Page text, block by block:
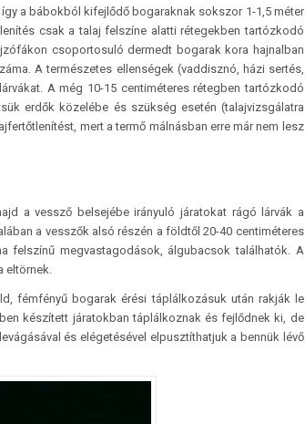
a bábokból kifejlődő bogaraknak sokszor 1-1,5 méter
csak a talaj felszíne alatti rétegekben tartózkodó
csoportosuló dermedt bogarak kora hajnalban
A természetes ellenségek (vaddisznó, házi sertés,
A még 10-15 centiméteres rétegben tartózkodó
erdők közelébe és szükség esetén (talajvizsgálatra
mert a termő málnásban erre már nem lesz
a vessző belsejébe irányuló járatokat rágó lárvák a
a vesszők alsó részén a földtől 20-40 centiméteres
felszínű megvastagodások, álgubacsok találhatók. A
eltörnek.
fémfényű bogarak érési táplálkozásuk után rakják le
készített járatokban táplálkoznak és fejlődnek ki, de
és elégetésével elpusztíthatjuk a bennük lévő